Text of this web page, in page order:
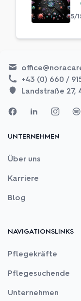
5/
+43 (0) 660 /
Landstraße 27,
UNTERNEHMEN
Über uns
Karriere
Blog
NAVIGATIONSLINKS
Pflegekräfte
Pflegesuchende
Unternehmen